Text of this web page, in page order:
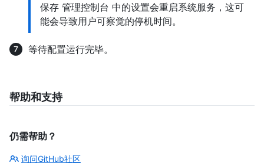
保存 管理控制台 中的设置会重启系统服务，这可
能会导致用户可察觉的停机时间。
等待配置运行完毕。
帮助和支持
仍需帮助？
询问GitHub社区